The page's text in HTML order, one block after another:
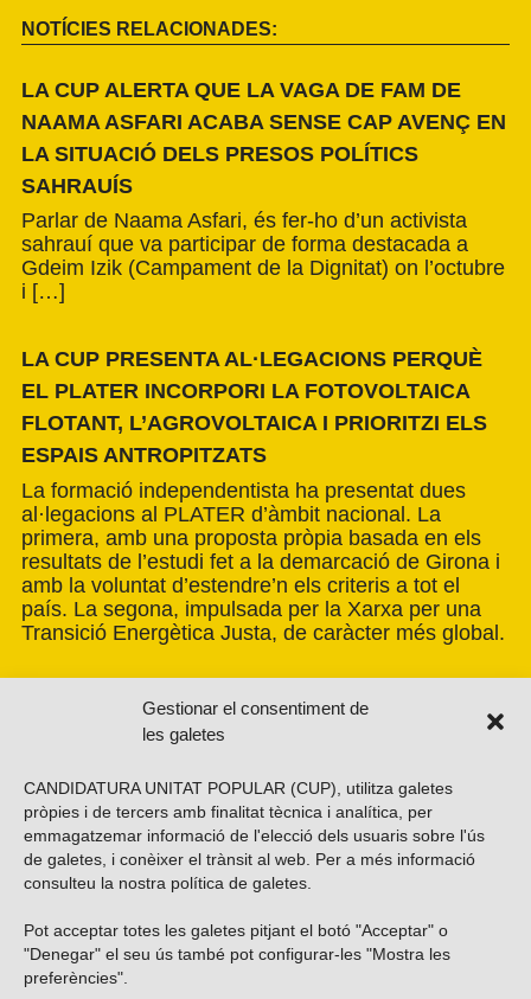
Gestionar el consentiment de
les galetes
CANDIDATURA UNITAT POPULAR (CUP), utilitza galetes
pròpies i de tercers amb finalitat tècnica i analítica, per
emmagatzemar informació de l'elecció dels usuaris sobre l'ús
de galetes, i conèixer el trànsit al web. Per a més informació
consulteu la nostra política de galetes
Pot acceptar totes les galetes pitjant el botó "Acceptar" o
"Denegar" el seu ús també pot configurar-les "Mostra les
preferències".
NOTÍCIES RELACIONADES:
LA CUP ALERTA QUE LA VAGA DE FAM DE
NAAMA ASFARI ACABA SENSE CAP AVENÇ EN
LA SITUACIÓ DELS PRESOS POLÍTICS
SAHRAUÍS
Parlar de Naama Asfari, és fer-ho d’un activista
sahrauí que va participar de forma destacada a
Gdeim Izik (Campament de la Dignitat) on l’octubre
i […]
LA CUP PRESENTA AL·LEGACIONS PERQUÈ
EL PLATER INCORPORI LA FOTOVOLTAICA
FLOTANT, L’AGROVOLTAICA I PRIORITZI ELS
ESPAIS ANTROPITZATS
La formació independentista ha presentat dues
al·legacions al PLATER d’àmbit nacional. La
primera, amb una proposta pròpia basada en els
resultats de l’estudi fet a la demarcació de Girona i
amb la voluntat d’estendre’n els criteris a tot el
país. La segona, impulsada per la Xarxa per una
Transició Energètica Justa, de caràcter més global.
Vols subscriure’t al nostre butlletí?